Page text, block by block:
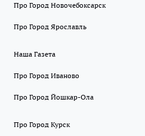
Про Город Новочебоксарск
Про Город Ярославль
Наша Газета
Про Город Иваново
Про Город Йошкар-Ола
Про Город Курск